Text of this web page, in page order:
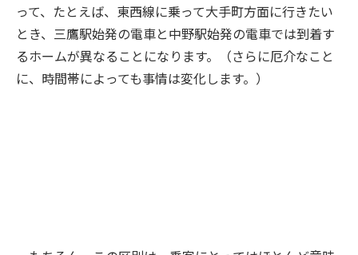
って、たとえば、東西線に乗って大手町方面に行きたい
とき、三鷹駅始発の電車と中野駅始発の電車では到着す
るホームが異なることになります。（さらに厄介なこと
に、時間帯によっても事情は変化します。）